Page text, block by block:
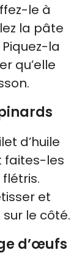
le à
la pâte
la
qu’elle
d’huile
faites-les
flétris.
et
le côté.
d’œufs